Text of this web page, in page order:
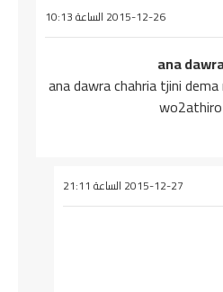
2015-12-26 الساعة 10:13
ana
ana dawra chahria tjini
2015-12-27 الساعة 21:11